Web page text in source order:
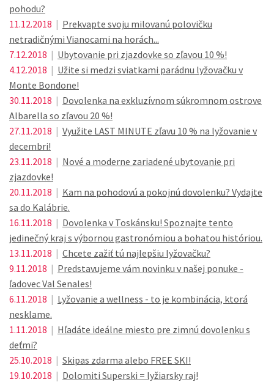
pohodu?
11.12.2018 | Prekvapte svoju milovanú polovičku
netradičnými Vianocami na horách...
7.12.2018 | Ubytovanie pri zjazdovke so zľavou 10 %!
4.12.2018 | Užite si medzi sviatkami parádnu lyžovačku v
Monte Bondone!
30.11.2018 | Dovolenka na exkluzívnom súkromnom ostrove
Albarella so zľavou 20 %!
27.11.2018 | Využite LAST MINUTE zľavu 10 % na lyžovanie v
decembri!
23.11.2018 | Nové a moderne zariadené ubytovanie pri
zjazdovke!
20.11.2018 | Kam na pohodovú a pokojnú dovolenku? Vydajte
sa do Kalábrie.
16.11.2018 | Dovolenka v Toskánsku! Spoznajte tento
jedinečný kraj s výbornou gastronómiou a bohatou históriou.
13.11.2018 | Chcete zažiť tú najlepšiu lyžovačku?
9.11.2018 | Predstavujeme vám novinku v našej ponuke -
ľadovec Val Senales!
6.11.2018 | Lyžovanie a wellness - to je kombinácia, ktorá
nesklame.
1.11.2018 | Hľadáte ideálne miesto pre zimnú dovolenku s
deťmi?
25.10.2018 | Skipas zdarma alebo FREE SKI!
19.10.2018 | Dolomiti Superski = lyžiarsky raj!